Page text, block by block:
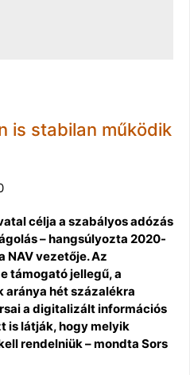
is stabilan működik
célja a szabályos adózás
– hangsúlyozta 2020-
NAV vezetője. Az
támogató jellegű, a
hét százalékra
a digitalizált információs
is látják, hogy melyik
rendelniük – mondta Sors